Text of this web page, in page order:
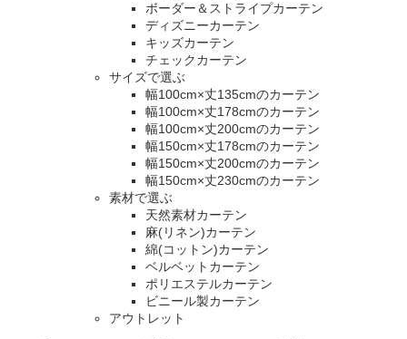
ボーダー＆ストライプカーテン
ディズニーカーテン
キッズカーテン
チェックカーテン
サイズで選ぶ
幅100cm×丈135cmのカーテン
幅100cm×丈178cmのカーテン
幅100cm×丈200cmのカーテン
幅150cm×丈178cmのカーテン
幅150cm×丈200cmのカーテン
幅150cm×丈230cmのカーテン
素材で選ぶ
天然素材カーテン
麻(リネン)カーテン
綿(コットン)カーテン
ベルベットカーテン
ポリエステルカーテン
ビニール製カーテン
アウトレット